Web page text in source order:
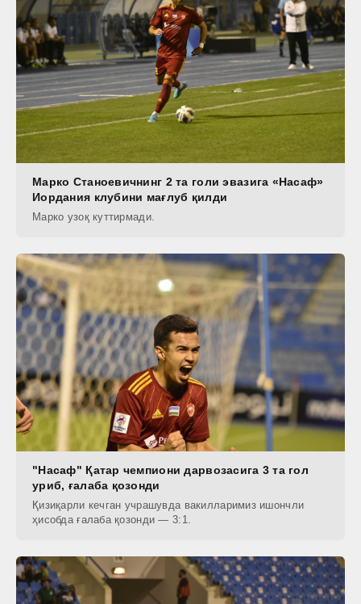
Марко Станоевичнинг 2 та голи эвазига «Насаф»
Иордания клубини мағлуб қилди
Марко узоқ куттирмади.
"Насаф" Қатар чемпиони дарвозасига 3 та гол
уриб, ғалаба қозонди
Қизиқарли кечган учрашувда вакилларимиз ишончли
ҳисобда ғалаба қозонди — 3:1.